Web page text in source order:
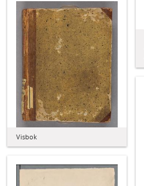
Visbok